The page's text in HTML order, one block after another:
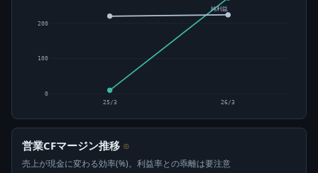
0
100
200
純利益
25/3 26/3
営業CFマージン推移 ⊙
売上が現金に変わる効率(%)。利益率との乖離は要注意